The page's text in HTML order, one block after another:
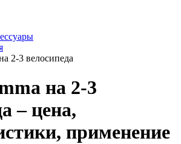
2-3 велосипеда
на 2-3
– цена,
применение